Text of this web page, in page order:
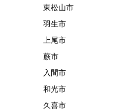
東松山市
羽生市
上尾市
蕨市
入間市
和光市
久喜市